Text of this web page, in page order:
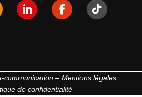
communication –Mentions légales
de confidentialité